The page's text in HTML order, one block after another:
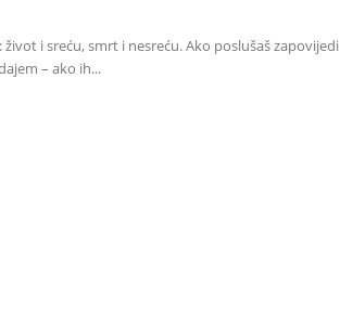
život i sreću, smrt i nesreću. Ako poslušaš zapovijedi
– ako ih...